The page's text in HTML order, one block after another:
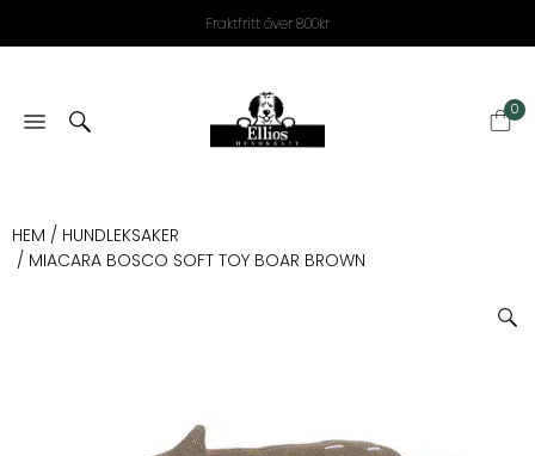
Fraktfritt över 800kr
0
HEM / HUNDLEKSAKER
/ MIACARA BOSCO SOFT TOY BOAR BROWN